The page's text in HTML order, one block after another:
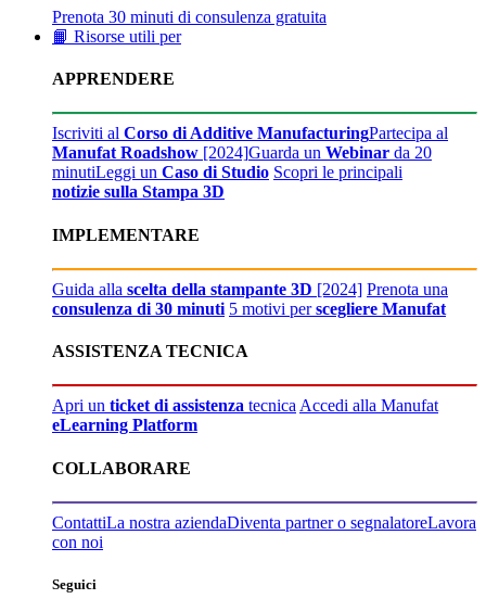
Prenota 30 minuti di consulenza gratuita
📙 Risorse utili per
APPRENDERE
Iscriviti al Corso di Additive ManufacturingPartecipa al
Manufat Roadshow [2024]Guarda un Webinar da 20
minutiLeggi un Caso di Studio Scopri le principali
notizie sulla Stampa 3D
IMPLEMENTARE
Guida alla scelta della stampante 3D [2024] Prenota una
consulenza di 30 minuti 5 motivi perscegliere Manufat
ASSISTENZA TECNICA
Apri un ticket di assistenza tecnicaAccedi alla Manufat
eLearning Platform
COLLABORARE
ContattiLa nostra aziendaDiventa partner o segnalatoreLavora
con noi
Seguici